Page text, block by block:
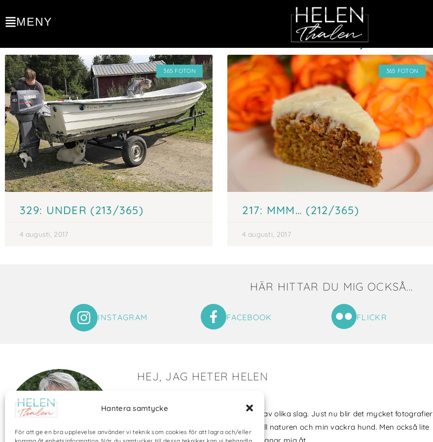
Hantera samtycke
För att ge en bra upplevelse använder vi teknik som cookies för att lagra och/eller
MENY
4 AUGUSTI, 2017
365 FOTON
329: UNDER (213/365)
4 augusti, 2017
365 FOTON
217: MMM… (212/365)
4 augusti, 2017
HÄR HITTAR DU MIG OCKSÅ...
INSTAGRAM FACEBOOK FLICKR
HEJ, JAG HETER HELEN
Här visar jag saker som jag skapat av olika slag. Just nu blir det mycket fotografier
och många bilder visar min kärlek till naturen och min vackra hund. Men också lite
annat pyssel och kreativt som jag ägnar mig åt.